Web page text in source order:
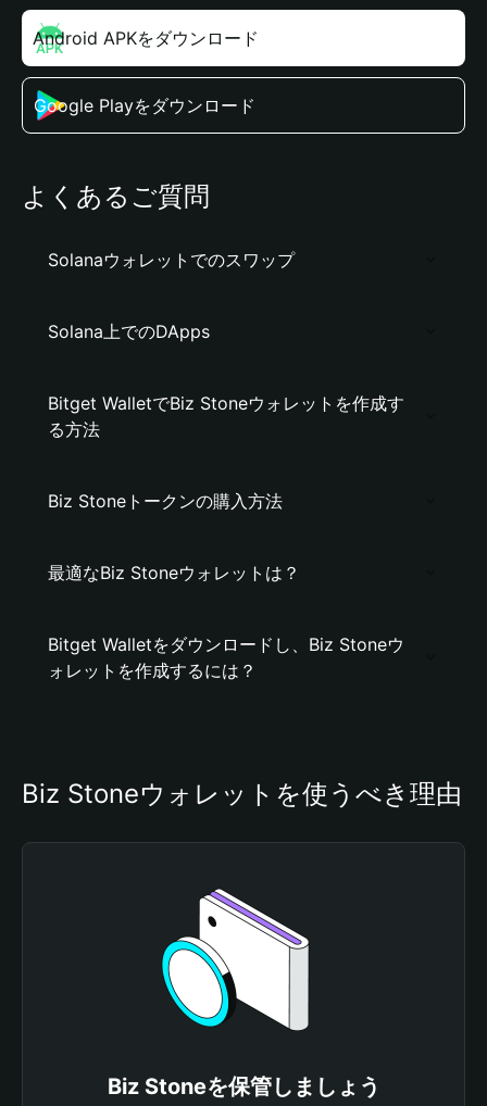
Android APKをダウンロード
Google Playをダウンロード
よくあるご質問
Solanaウォレットでのスワップ
Solana上でのDApps
Bitget WalletでBiz Stoneウォレットを作成す
る方法
Biz Stoneトークンの購入方法
最適なBiz Stoneウォレットは？
Bitget Walletをダウンロードし、Biz Stoneウ
ォレットを作成するには？
Biz Stoneウォレットを使うべき理由
Biz Stoneを保管しましょう